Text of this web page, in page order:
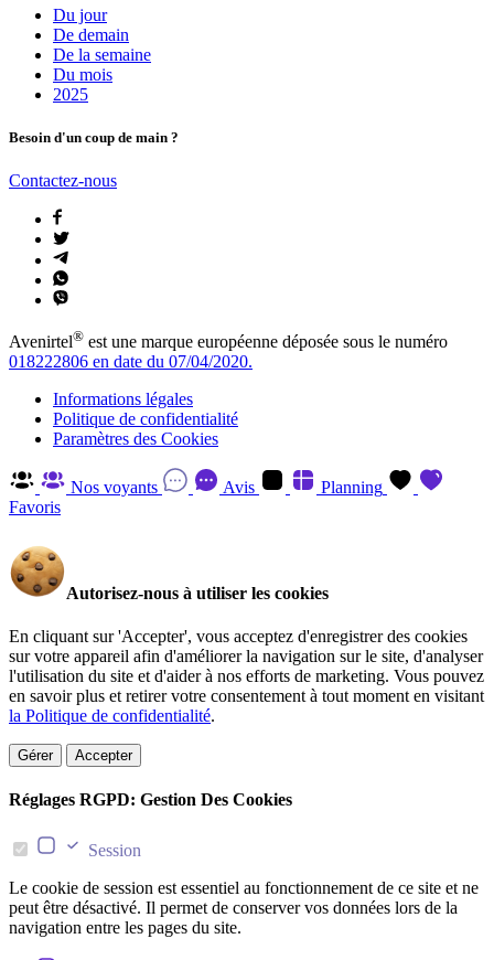
Du jour
De demain
De la semaine
Du mois
2025
Besoin d'un coup de main ?
Contactez-nous
Avenirtel® est une marque européenne déposée sous le numéro
018222806 en date du 07/04/2020.
Informations légales
Politique de confidentialité
Paramètres des Cookies
Nos voyants Avis
Planning
Favoris
Autorisez-nous à utiliser les cookies
En cliquant sur 'Accepter', vous acceptez d'enregistrer des cookies
sur votre appareil afin d'améliorer la navigation sur le site, d'analyser
l'utilisation du site et d'aider à nos efforts de marketing. Vous pouvez
en savoir plus et retirer votre consentement à tout moment en visitant
la Politique de confidentialité.
Gérer Accepter
Réglages RGPD: Gestion Des Cookies
Session
Le cookie de session est essentiel au fonctionnement de ce site et ne
peut être désactivé. Il permet de conserver vos données lors de la
navigation entre les pages du site.